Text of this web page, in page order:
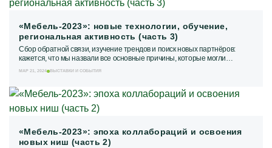
«Мебель-2023»: новые технологии, обучение,
региональная активность (часть 3)
Сбор обратной связи, изучение трендов и поиск новых партнёров:
кажется, что мы назвали все основные причины, которые могли
привести участников и гостей на...
МАР 21, 2024 ВЫСТАВКИ И СОБЫТИЯ
«Мебель-2023»: эпоха коллабораций и освоения
новых ниш (часть 2)